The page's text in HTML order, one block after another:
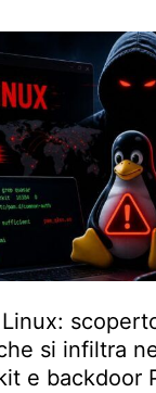
si infiltra
e backdoor